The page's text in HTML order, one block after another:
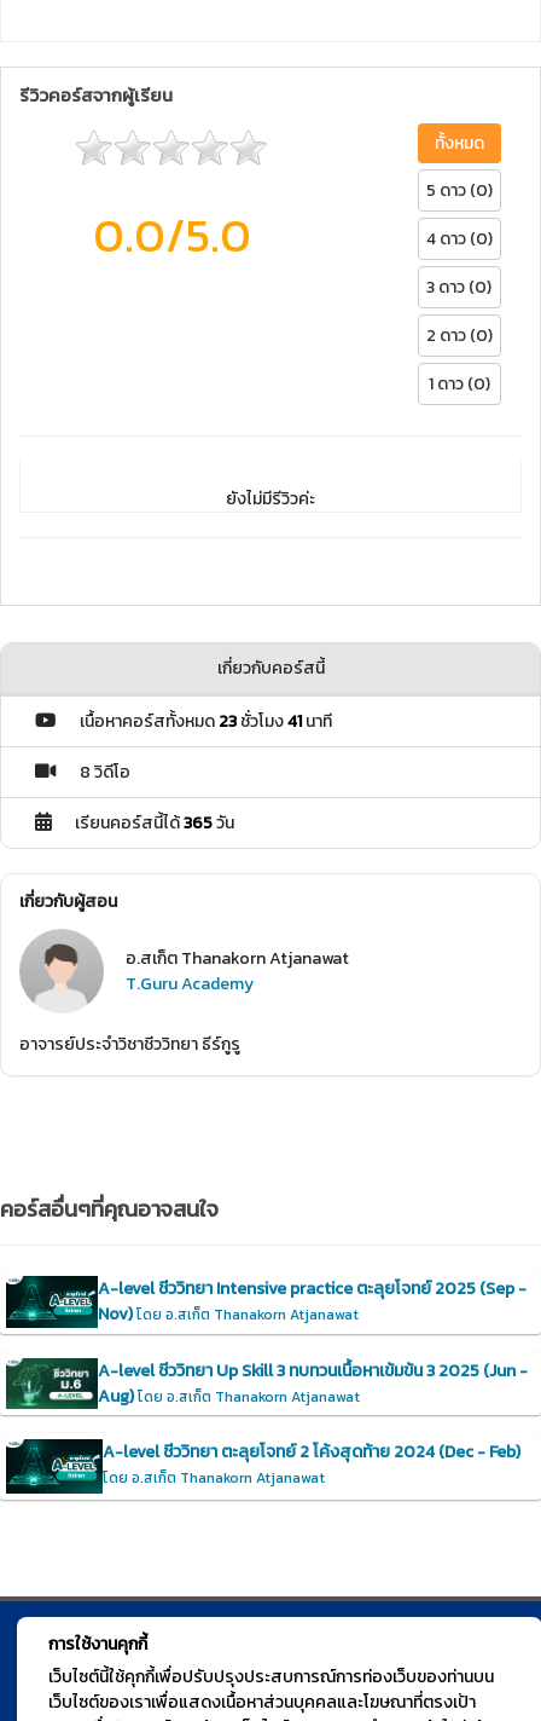
รีวิวคอร์สจากผู้เรียน
0.0/5.0
ทั้งหมด
5 ดาว (0)
4 ดาว (0)
3 ดาว (0)
2 ดาว (0)
1 ดาว (0)
ยังไม่มีรีวิวค่ะ
เกี่ยวกับคอร์สนี้
เนื้อหาคอร์สทั้งหมด23ชั่วโมง41นาที
8 วิดีโอ
เรียนคอร์สนี้ได้365วัน
เกี่ยวกับผู้สอน
อ.สเก็ต Thanakorn Atjanawat
T.Guru Academy
อาจารย์ประจำวิชาชีววิทยา ธีร์กูรู
คอร์สอื่นๆที่คุณอาจสนใจ
A-level ชีววิทยา Intensive practice ตะลุยโจทย์ 2025 (Sep -
Nov)โดย อ.สเก็ต Thanakorn Atjanawat
A-level ชีววิทยา Up Skill 3 ทบทวนเนื้อหาเข้มข้น 3 2025 (Jun -
Aug)โดย อ.สเก็ต Thanakorn Atjanawat
A-level ชีววิทยา ตะลุยโจทย์ 2 โค้งสุดท้าย 2024 (Dec - Feb)
โดย อ.สเก็ต Thanakorn Atjanawat
การใช้งานคุกกี้
เว็บไซต์นี้ใช้คุกกี้เพื่อปรับปรุงประสบการณ์การท่องเว็บของท่านบน
เว็บไซต์ของเราเพื่อแสดงเนื้อหาส่วนบุคคลและโฆษณาที่ตรงเป้า
© TGURU.online 2026 All right reserved. v1.0 Powered by Course
Square